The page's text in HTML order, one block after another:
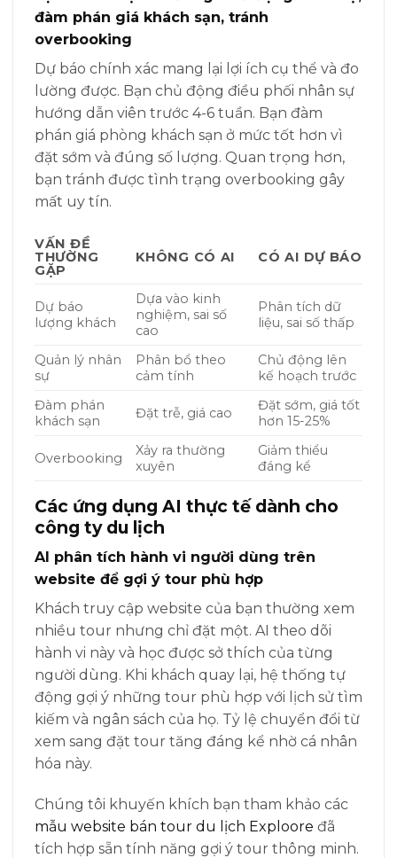
đàm phán giá khách sạn, tránh
overbooking
Dự báo chính xác mang lại lợi ích cụ thể và đo
lường được. Bạn chủ động điều phối nhân sự
hướng dẫn viên trước 4-6 tuần. Bạn đàm
phán giá phòng khách sạn ở mức tốt hơn vì
đặt sớm và đúng số lượng. Quan trọng hơn,
bạn tránh được tình trạng overbooking gây
mất uy tín.
VẤN ĐỀ
THƯỜNG
GẶP
KHÔNG CÓ AI CÓ AI DỰ BÁO
Dự báo
lượng khách
Dựa vào kinh
nghiệm, sai số
cao
Phân tích dữ
liệu, sai số thấp
Quản lý nhân
sự
Phân bổ theo
cảm tính
Chủ động lên
kế hoạch trước
Đàm phán
khách sạn
Đặt trễ, giá cao
Đặt sớm, giá tốt
hơn 15-25%
Overbooking
Xảy ra thường
xuyên
Giảm thiểu
đáng kể
Các ứng dụng AI thực tế dành cho
công ty du lịch
AI phân tích hành vi người dùng trên
website để gợi ý tour phù hợp
Khách truy cập website của bạn thường xem
nhiều tour nhưng chỉ đặt một. AI theo dõi
hành vi này và học được sở thích của từng
người dùng. Khi khách quay lại, hệ thống tự
động gợi ý những tour phù hợp với lịch sử tìm
kiếm và ngân sách của họ. Tỷ lệ chuyển đổi từ
xem sang đặt tour tăng đáng kể nhờ cá nhân
hóa này.
Chúng tôi khuyến khích bạn tham khảo các
mẫu website bán tour du lịch Exploore đã
tích hợp sẵn tính năng gợi ý tour thông minh.